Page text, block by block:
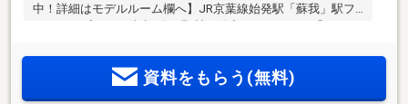
中！詳細はモデルルーム欄へ】JR京葉線始発駅「蘇我」駅フ
実の生活施設、建物内モデルルーム公開中、即引渡可(諸手続
資料をもらう(無料)